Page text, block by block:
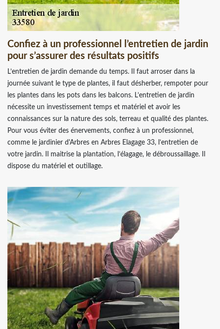
Confiez à un professionnel l’entretien de jardin
pour s’assurer des résultats positifs
L’entretien de jardin demande du temps. Il faut arroser dans la
journée suivant le type de plantes, il faut désherber, rempoter pour
les plantes dans les pots dans les balcons. L’entretien de jardin
nécessite un investissement temps et matériel et avoir les
connaissances sur la nature des sols, terreau et qualité des plantes.
Pour vous éviter des énervements, confiez à un professionnel,
comme le jardinier d'Arbres en Arbres Elagage 33, l’entretien de
votre jardin. Il maitrise la plantation, l’élagage, le débroussaillage. Il
dispose du matériel et outillage.